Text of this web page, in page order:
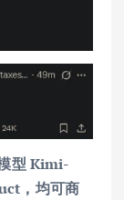
型 Kimi-
，均可商